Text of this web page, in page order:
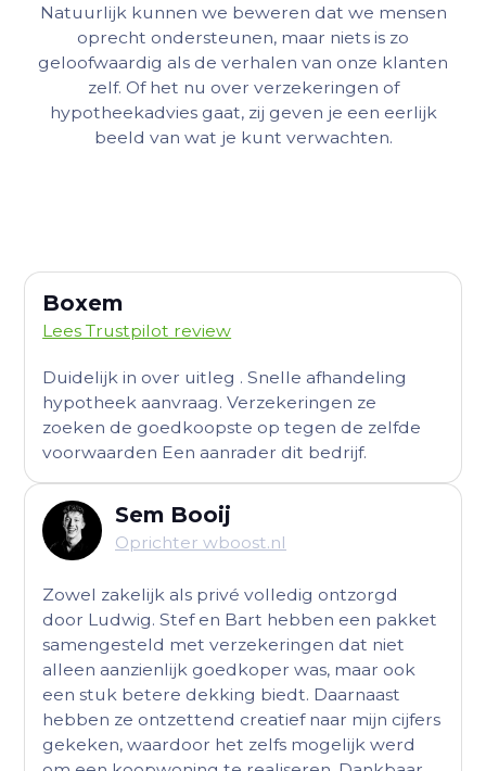
Natuurlijk kunnen we beweren dat we mensen
oprecht ondersteunen, maar niets is zo
geloofwaardig als de verhalen van onze klanten
zelf. Of het nu over verzekeringen of
hypotheekadvies gaat, zij geven je een eerlijk
beeld van wat je kunt verwachten.
Boxem
Lees Trustpilot review
Duidelijk in over uitleg . Snelle afhandeling
hypotheek aanvraag. Verzekeringen ze
zoeken de goedkoopste op tegen de zelfde
voorwaarden Een aanrader dit bedrijf.
Sem Booij
Oprichter wboost.nl
Zowel zakelijk als privé volledig ontzorgd
door Ludwig. Stef en Bart hebben een pakket
samengesteld met verzekeringen dat niet
alleen aanzienlijk goedkoper was, maar ook
een stuk betere dekking biedt. Daarnaast
hebben ze ontzettend creatief naar mijn cijfers
gekeken, waardoor het zelfs mogelijk werd